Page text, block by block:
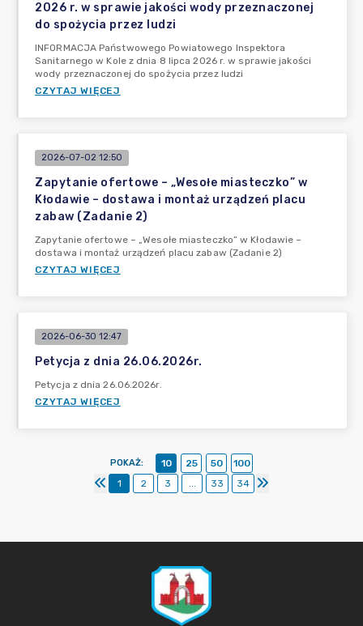
2026 r. w sprawie jakości wody przeznaczonej
do spożycia przez ludzi
INFORMACJA Państwowego Powiatowego Inspektora
Sanitarnego w Kole z dnia 8 lipca 2026 r. w sprawie jakości
wody przeznaczonej do spożycia przez ludzi
CZYTAJ WIĘCEJ
2026-07-02 12:50
Zapytanie ofertowe – „Wesołe miasteczko” w
Kłodawie – dostawa i montaż urządzeń placu
zabaw (Zadanie 2)
Zapytanie ofertowe – „Wesołe miasteczko” w Kłodawie –
dostawa i montaż urządzeń placu zabaw (Zadanie 2)
CZYTAJ WIĘCEJ
2026-06-30 12:47
Petycja z dnia 26.06.2026r.
Petycja z dnia 26.06.2026r.
CZYTAJ WIĘCEJ
POKAŻ: 10 25 50
100
1
2 3 ... 33 34